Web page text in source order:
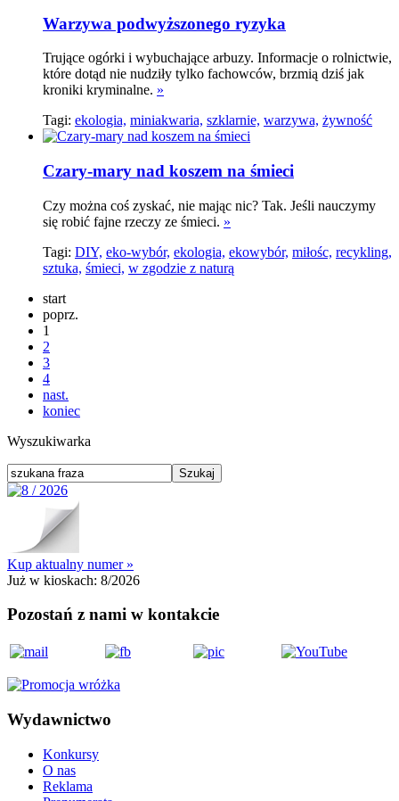
Warzywa podwyższonego ryzyka
Trujące ogórki i wybuchające arbuzy. Informacje o rolnictwie,
które dotąd nie nudziły tylko fachowców, brzmią dziś jak
kroniki kryminalne. »
Tagi: ekologia, miniakwaria, szklarnie, warzywa, żywność
Czary-mary nad koszem na śmieci
Czy można coś zyskać, nie mając nic? Tak. Jeśli nauczymy
się robić fajne rzeczy ze śmieci. »
Tagi: DIY, eko-wybór, ekologia, ekowybór, miłośc, recykling,
sztuka, śmieci, w zgodzie z naturą
start
poprz.
1
2
3
4
nast.
koniec
Wyszukiwarka
Kup aktualny numer »
Już w kioskach: 8/2026
Pozostań z nami w kontakcie
Wydawnictwo
Konkursy
O nas
Reklama